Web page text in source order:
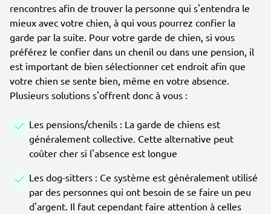
rencontres afin de trouver la personne qui s'entendra le
mieux avec votre chien, à qui vous pourrez confier la
garde par la suite. Pour votre garde de chien, si vous
préférez le confier dans un chenil ou dans une pension, il
est important de bien sélectionner cet endroit afin que
votre chien se sente bien, même en votre absence.
Plusieurs solutions s'offrent donc à vous :
Les pensions/chenils : La garde de chiens est
généralement collective. Cette alternative peut
coûter cher si l'absence est longue
Les dog-sitters : Ce système est généralement utilisé
par des personnes qui ont besoin de se faire un peu
d'argent. Il faut cependant faire attention à celles